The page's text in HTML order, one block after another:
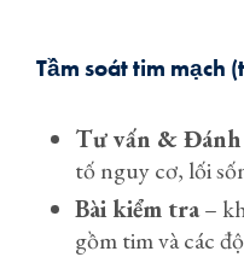
Tầm soát tim mạch
Tư vấn & Đánh
tố nguy cơ, lối
Bài kiểm tra–
gồm tim và các